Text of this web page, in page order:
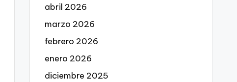
abril 2026
marzo 2026
febrero 2026
enero 2026
diciembre 2025